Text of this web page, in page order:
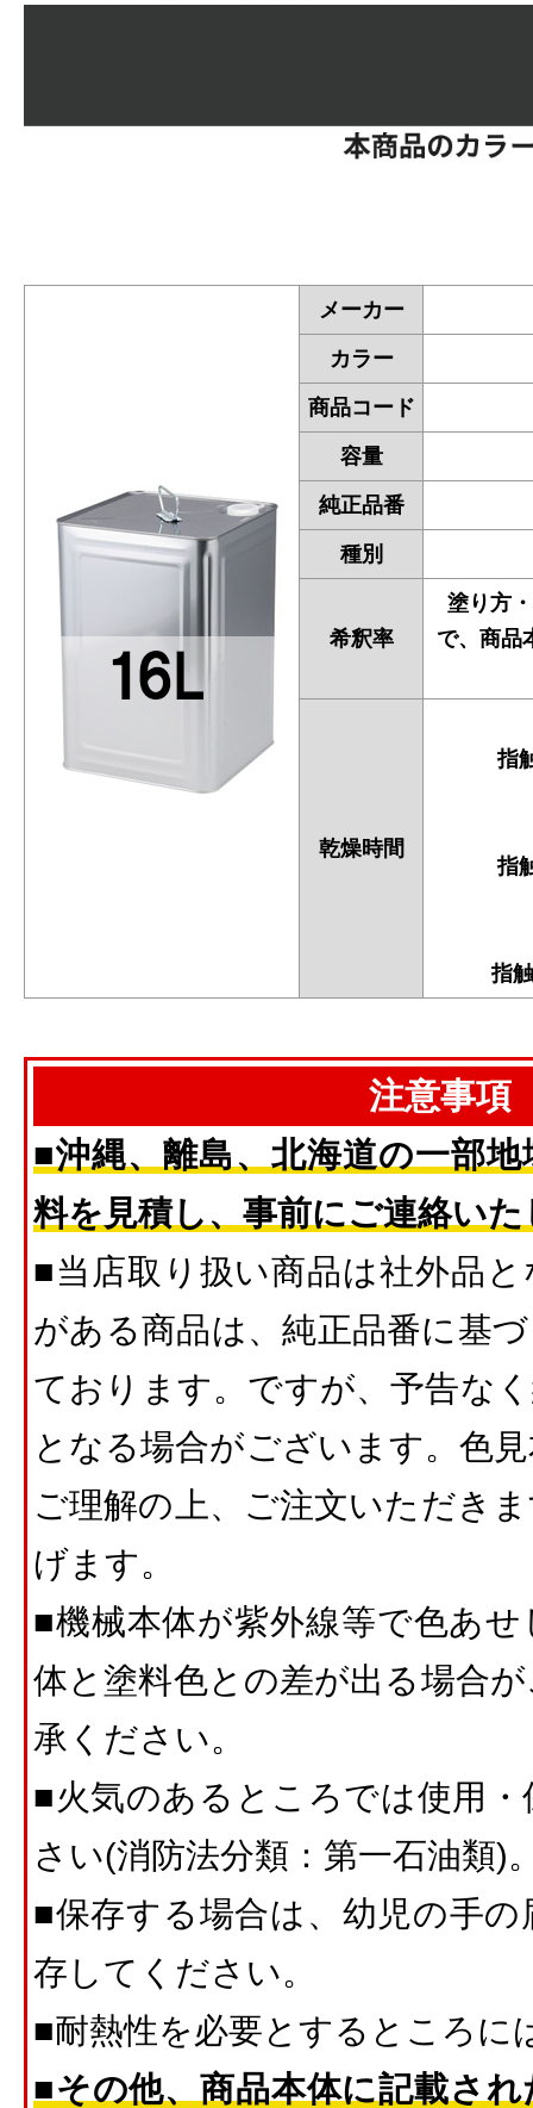
メーカー
カラー
商品コード
容量
純正品番
種別
希釈率
塗り方
で、商品
乾燥時間
指
指
指
注意事項
■沖縄、離島、北海道の一部
料を見積し、事前にご連絡い
■当店取り扱い商品は社外品
がある商品は、純正品番に基
ております。ですが、予告な
となる場合がございます。色
ご理解の上、ご注文いただき
げます。
■機械本体が紫外線等で色あ
体と塗料色との差が出る場合
承ください。
■火気のあるところでは使用
さい(消防法分類：第一石油類)
■保存する場合は、幼児の手
存してください。
■耐熱性を必要とするところに
■その他、商品本体に記載さ